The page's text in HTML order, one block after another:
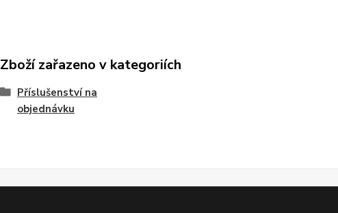
Zboží zařazeno v kategoriích
Příslušenství na
objednávku